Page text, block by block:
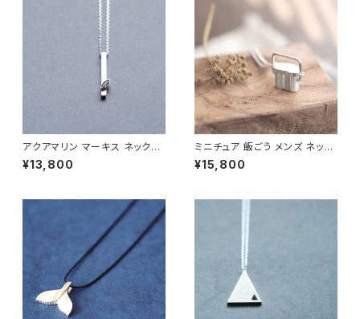
アクアマリン マーキス ネックレ
ス シルバー925 3月誕生石 メ
ンズ ユニセックス
¥13,800
ミニチュア 飯ごう メンズ ネック
レス シルバー925
¥15,800